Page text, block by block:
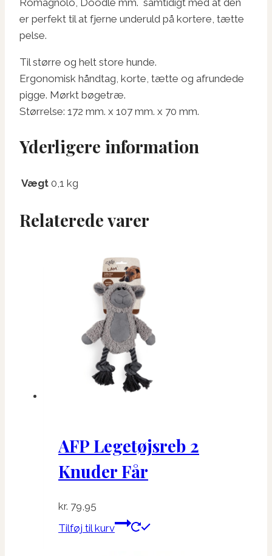
er perfekt til at fjerne underuld på kortere, tætte
pelse.
Til større og helt store hunde.
Ergonomisk håndtag, korte, tætte og afrundede
pigge. Mørkt bøgetræ.
Størrelse: 172 mm. x 107 mm. x 70 mm.
Yderligere information
Vægt 0,1 kg
Relaterede varer
AFP Legetøjsreb 2
Knuder Får
kr. 79,95
Tilføj til kurv